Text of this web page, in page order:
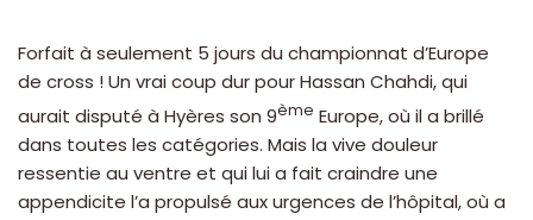
Forfait à seulement 5 jours du championnat d’Europe
de cross ! Un vrai coup dur pour Hassan Chahdi, qui
aurait disputé à Hyères son 9ème Europe, où il a brillé
dans toutes les catégories. Mais la vive douleur
ressentie au ventre et qui lui a fait craindre une
appendicite l’a propulsé aux urgences de l’hôpital, où a